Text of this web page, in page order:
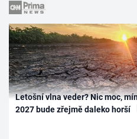
Letošní vlna veder? Nic moc,
2027 bude zřejmě daleko horší